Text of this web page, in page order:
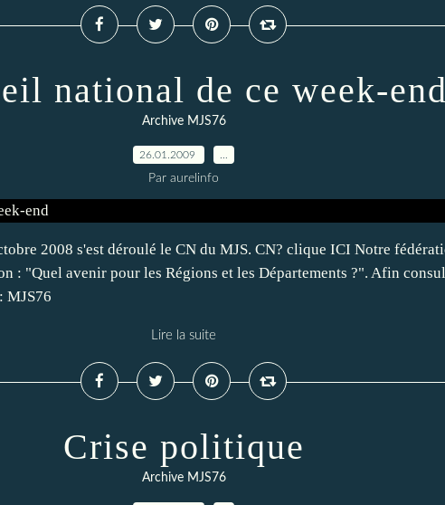
national de ce week-end
Archive MJS76
26.01.2009
Par aurelinfo
2008 s'est déroulé le CN du MJS. CN? clique ICI Notre
: "Quel avenir pour les Régions et les Départements ?". Afin
MJS76
Lire la suite
Crise politique
Archive MJS76